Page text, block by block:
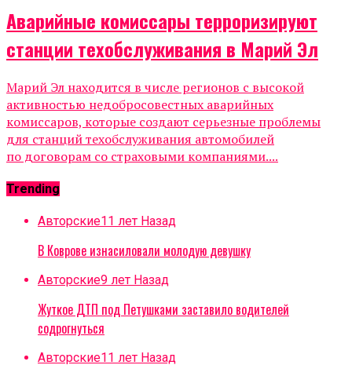
Аварийные комиссары терроризируют
станции техобслуживания в Марий Эл
Марий Эл находится в числе регионов с высокой
активностью недобросовестных аварийных
комиссаров, которые создают серьезные проблемы
для станций техобслуживания автомобилей
по договорам со страховыми компаниями....
Trending
Авторские11 лет Назад
В Коврове изнасиловали молодую девушку
Авторские9 лет Назад
Жуткое ДТП под Петушками заставило водителей
содрогнуться
Авторские11 лет Назад